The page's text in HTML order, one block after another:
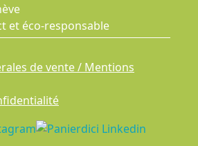
et éco-responsable
de vente / Mentions